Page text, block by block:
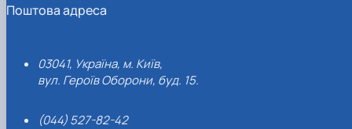
Поштова адреса
03041, Україна, м. Київ,
вул. Героїв Оборони, буд. 15.
(044) 527-82-42